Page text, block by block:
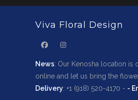
Viva Floral Design
News: Our Kenosha location
online and let us bring the
Delivery: +1 (918) 520-4170 - -